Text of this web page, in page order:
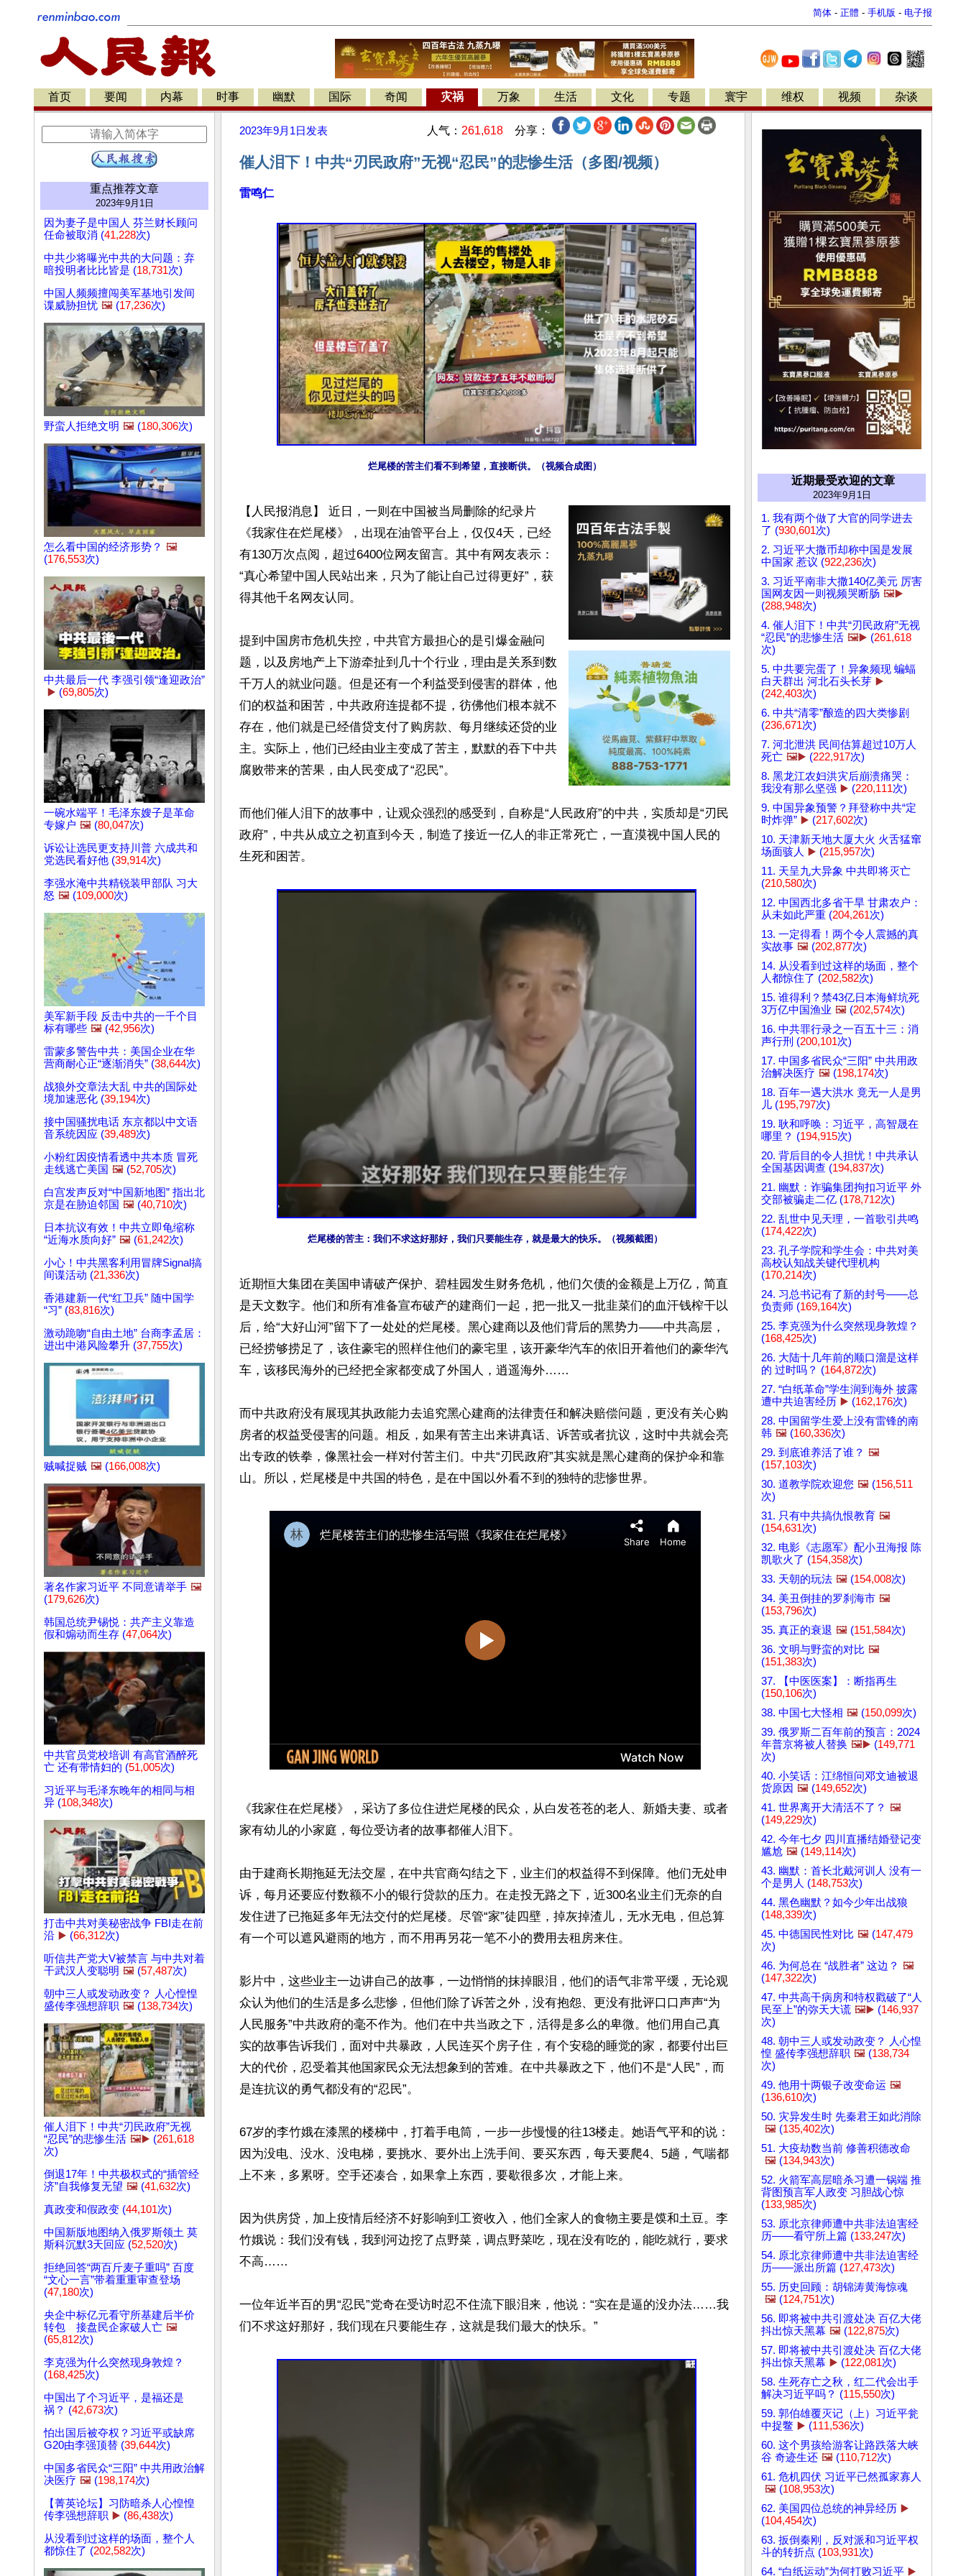
简体 - 正體 - 手机版 - 电子报
首页 要闻 内幕 时事 幽默 国际 奇闻 灾祸 万象 生活 文化 专题 寰宇 维权 视频 杂谈
重点推荐文章
2023年9月1日
因为妻子是中国人 芬兰财长顾问
任命被取消 (41,228次)
中共少将曝光中共的大问题：弃
暗投明者比比皆是 (18,731次)
中国人频频擅闯美军基地引发间
谍威胁担忧 🖼️ (17,236次)
野蛮人拒绝文明 🖼️ (180,306次)
怎么看中国的经济形势？ 🖼️
(176,553次)
中共最后一代 李强引领“逢迎政治”
▶️ (69,805次)
一碗水端平！毛泽东嫂子是革命
专嫁户 🖼️ (80,047次)
诉讼让选民更支持川普 六成共和
党选民看好他 (39,914次)
李强水淹中共精锐装甲部队 习大
怒 🖼️ (109,000次)
美军新手段 反击中共的一千个目
标有哪些 🖼️ (42,956次)
雷蒙多警告中共：美国企业在华
营商耐心正“逐渐消失” (38,644次)
战狼外交章法大乱 中共的国际处
境加速恶化 (39,194次)
接中国骚扰电话 东京都以中文语
音系统因应 (39,489次)
小粉红因疫情看透中共本质 冒死
走线逃亡美国 🖼️ (52,705次)
白宫发声反对“中国新地图” 指出北
京是在胁迫邻国 🖼️ (40,710次)
日本抗议有效！中共立即龟缩称
“近海水质向好” 🖼️ (61,242次)
小心！中共黑客利用冒牌Signal搞
间谍活动 (21,336次)
香港建新一代“红卫兵” 随中国学
“习” (83,816次)
激动跪吻“自由土地” 台商李孟居：
进出中港风险攀升 (37,755次)
贼喊捉贼 🖼️ (166,008次)
著名作家习近平 不同意请举手 🖼️
(179,626次)
韩国总统尹锡悦：共产主义靠造
假和煽动而生存 (47,064次)
中共官员党校培训 有高官酒醉死
亡 还有带情妇的 (51,005次)
习近平与毛泽东晚年的相同与相
异 (108,348次)
打击中共对美秘密战争 FBI走在前
沿 ▶️ (66,312次)
听信共产党大V被禁言 与中共对着
干武汉人变聪明 🖼️ (57,487次)
朝中三人或发动政变？ 人心惶惶
盛传李强想辞职 🖼️ (138,734次)
催人泪下！中共“刃民政府”无视
“忍民”的悲惨生活 🖼️▶️ (261,618
次)
倒退17年！中共极权式的“插管经
济”自我修复无望 🖼️ (41,632次)
真政变和假政变 (44,101次)
中国新版地图纳入俄罗斯领土 莫
斯科沉默3天回应 (52,520次)
拒绝回答“两百斤麦子重吗” 百度
“文心一言”带着重重审查登场
(47,180次)
央企中标亿元看守所基建后半价
转包 接盘民企家破人亡 🖼️
(65,812次)
李克强为什么突然现身敦煌？
(168,425次)
中国出了个习近平，是福还是
祸？ (42,673次)
怕出国后被夺权？习近平或缺席
G20由李强顶替 (39,644次)
中国多省民众“三阳” 中共用政治解
决医疗 🖼️ (198,174次)
【菁英论坛】习防暗杀人心惶惶
传李强想辞职 ▶️ (86,438次)
从没看到过这样的场面，整个人
都惊住了 (202,582次)
2023年9月1日 发表 人气： 261,618 分享：
催人泪下！中共“刃民政府”无视“忍民”的悲惨生活（多图/视频）
雷鸣仁
烂尾楼的苦主们看不到希望，直接断供。（视频合成图）
【人民报消息】 近日，一则在中国被当局删除的纪录片
《我家住在烂尾楼》，出现在油管平台上，仅仅4天，已经
有130万次点阅，超过6400位网友留言。其中有网友表示：
“真心希望中国人民站出来，只为了能让自己过得更好”，获
得其他千名网友认同。
提到中国房市危机失控，中共官方最担心的是引爆金融问
题，以及房地产上下游牵扯到几十个行业，理由是关系到数
千万人的就业问题。但是还有一个利益受到侵害的群体，他
们的权益和困苦，中共政府连提都不提，彷佛他们根本就不
存在，他们就是已经借贷支付了购房款、每月继续还贷的业
主。实际上，他们已经由业主变成了苦主，默默的吞下中共
腐败带来的苦果，由人民变成了“忍民”。
而他们催人泪下的故事中，让观众强烈的感受到，自称是“人民政府”的中共，实质却是“刃民
政府”，中共从成立之初直到今天，制造了接近一亿人的非正常死亡，一直漠视中国人民的
生死和困苦。
烂尾楼的苦主：我们不求这好那好，我们只要能生存，就是最大的快乐。（视频截图）
近期恒大集团在美国申请破产保护、碧桂园发生财务危机，他们欠债的金额是上万亿，简直
是天文数字。他们和所有准备宣布破产的建商们一起，把一批又一批韭菜们的血汗钱榨干以
后，给“大好山河”留下了一处处的烂尾楼。黑心建商以及他们背后的黑势力——中共高层，
已经捞够捞足了，该住豪宅的照样住他们的豪宅里，该开豪华汽车的依旧开着他们的豪华汽
车，该移民海外的已经把全家都变成了外国人，逍遥海外……
而中共政府没有展现其执政能力去追究黑心建商的法律责任和解决赔偿问题，更没有关心购
房者的权益受侵害的问题。相反，如果有苦主出来讲真话、诉苦或者抗议，这时中共就会亮
出专政的铁拳，像黑社会一样对付苦主们。中共“刃民政府”其实就是黑心建商的保护伞和靠
《我家住在烂尾楼》，采访了多位住进烂尾楼的民众，从白发苍苍的老人、新婚夫妻、或者
家有幼儿的小家庭，每位受访者的故事都催人泪下。
由于建商长期拖延无法交屋，在中共官商勾结之下，业主们的权益得不到保障。他们无处申
诉，每月还要应付数额不小的银行贷款的压力。在走投无路之下，近300名业主们无奈的自
发住进了已拖延多年无法交付的烂尾楼。尽管“家”徒四壁，掉灰掉渣儿，无水无电，但总算
有一个可以遮风避雨的地方，而不用再另花一笔不小的费用去租房来住。
影片中，这些业主一边讲自己的故事，一边悄悄的抹掉眼泪，他们的语气非常平缓，无论观
众认为他们的生活是多么悲惨，但他们除了诉苦之外，没有抱怨、更没有批评口口声声“为
人民服务”中共政府的毫不作为。他们在中共当政之下，活得是多么的卑微。他们用自己真
实的故事告诉我们，面对中共暴政，人民连买个房子住，有个安稳的睡觉的家，都要付出巨
大的代价，忍受着其他国家民众无法想象到的苦难。在中共暴政之下，他们不是“人民”，而
是连抗议的勇气都没有的“忍民”。
67岁的李竹娥在漆黑的楼梯中，打着手电筒，一步一步慢慢的往13楼走。她语气平和的说：
因为没电、没水、没电梯，要挑水、要外出上洗手间、要买东西，每天要爬4、5趟，气喘都
上不来，多累呀。空手还凑合，如果拿上东西，要歇很多次，才能上来。
因为供房贷，加上疫情后经济不好影响到工资收入，他们全家人的食物主要是馍和土豆。李
竹娥说：我们没有钱，我到河边挖了点野菜，调点野菜吃，现在没有吃的，能吃就行，要求
不高……
一位年近半百的男“忍民”党奇在受访时忍不住流下眼泪来，他说：“实在是逼的没办法……我
们不求这好那好，我们现在只要能生存，这就是我们最大的快乐。”
近期最受欢迎的文章
2023年9月1日
1. 我有两个做了大官的同学进去
了 (930,601次)
2. 习近平大撒币却称中国是发展
中国家 惹议 (922,236次)
3. 习近平南非大撒140亿美元 厉害
国网友因一则视频哭断肠 🖼️▶️
(288,948次)
4. 催人泪下！中共“刃民政府”无视
“忍民”的悲惨生活 🖼️▶️ (261,618
次)
5. 中共要完蛋了！异象频现 蝙蝠
白天群出 河北石头长芽 ▶️
(242,403次)
6. 中共“清零”酿造的四大类惨剧
(236,671次)
7. 河北泄洪 民间估算超过10万人
死亡 🖼️▶️ (222,917次)
8. 黑龙江农妇洪灾后崩溃痛哭：
我没有那么坚强 ▶️ (220,111次)
9. 中国异象预警？拜登称中共“定
时炸弹” ▶️ (217,602次)
10. 天津新天地大厦大火 火舌猛窜
场面骇人 ▶️ (215,957次)
11. 天呈九大异象 中共即将灭亡
(210,580次)
12. 中国西北多省干旱 甘肃农户：
从未如此严重 (204,261次)
13. 一定得看！两个令人震撼的真
实故事 🖼️ (202,877次)
14. 从没看到过这样的场面，整个
人都惊住了 (202,582次)
15. 谁得利？禁43亿日本海鲜坑死
3万亿中国渔业 🖼️ (202,574次)
16. 中共罪行录之一百五十三：消
声行刑 (200,101次)
17. 中国多省民众“三阳” 中共用政
治解决医疗 🖼️ (198,174次)
18. 百年一遇大洪水 竟无一人是男
儿 (195,797次)
19. 耿和呼唤：习近平，高智晟在
哪里？ (194,915次)
20. 背后目的令人担忧！中共承认
全国基因调查 (194,837次)
21. 幽默：诈骗集团拘扣习近平 外
交部被骗走二亿 (178,712次)
22. 乱世中见天理，一首歌引共鸣
(174,422次)
23. 孔子学院和学生会：中共对美
高校认知战关键代理机构
(170,214次)
24. 习总书记有了新的封号——总
负责师 (169,164次)
25. 李克强为什么突然现身敦煌？
(168,425次)
26. 大陆十几年前的顺口溜是这样
的 过时吗？ (164,872次)
27. “白纸革命”学生润到海外 披露
遭中共迫害经历 ▶️ (162,176次)
28. 中国留学生爱上没有雷锋的南
韩 🖼️ (160,336次)
29. 到底谁养活了谁？ 🖼️
(157,103次)
30. 道教学院欢迎您 🖼️ (156,511
次)
31. 只有中共搞仇恨教育 🖼️
(154,631次)
32. 电影《志愿军》配小丑海报 陈
凯歌火了 (154,358次)
33. 天朝的玩法 🖼️ (154,008次)
34. 美丑倒挂的罗刹海市 🖼️
(153,796次)
35. 真正的衰退 🖼️ (151,584次)
36. 文明与野蛮的对比 🖼️
(151,383次)
37. 【中医医案】：断指再生
(150,106次)
38. 中国七大怪相 🖼️ (150,099次)
39. 俄罗斯二百年前的预言：2024
年普京将被人替换 🖼️▶️ (149,771
次)
40. 小笑话：江绵恒问邓文迪被退
货原因 🖼️ (149,652次)
41. 世界离开大清活不了？ 🖼️
(149,229次)
42. 今年七夕 四川直播结婚登记变
尴尬 🖼️ (149,114次)
43. 幽默：首长北戴河训人 没有一
个是男人 (148,753次)
44. 黑色幽默？如今少年出战狼
(148,339次)
45. 中德国民性对比 🖼️ (147,479
次)
46. 为何总在 “战胜者” 这边？ 🖼️
(147,322次)
47. 中共高干病房和特权戳破了“人
民至上”的弥天大谎 🖼️▶️ (146,937
次)
48. 朝中三人或发动政变？ 人心惶
惶 盛传李强想辞职 🖼️ (138,734
次)
49. 他用十两银子改变命运 🖼️
(136,610次)
50. 灾异发生时 先秦君王如此消除
🖼️ (135,402次)
51. 大疫劫数当前 修善积德改命
🖼️ (134,943次)
52. 火箭军高层暗杀习遭一锅端 推
背图预言军人政变 习胆战心惊
(133,985次)
53. 原北京律师遭中共非法迫害经
历——看守所上篇 (133,247次)
54. 原北京律师遭中共非法迫害经
历——派出所篇 (127,473次)
55. 历史回顾：胡锦涛黄海惊魂
🖼️ (124,751次)
56. 即将被中共引渡处决 百亿大佬
抖出惊天黑幕 🖼️ (122,875次)
57. 即将被中共引渡处决 百亿大佬
抖出惊天黑幕 ▶️ (122,081次)
58. 生死存亡之秋，红二代会出手
解决习近平吗？ (115,550次)
59. 郭伯雄覆灭记（上）习近平瓮
中捉鳖 ▶️ (111,536次)
60. 这个男孩给游客让路跌落大峡
谷 奇迹生还 🖼️ (110,712次)
61. 危机四伏 习近平已然孤家寡人
🖼️ (108,953次)
62. 美国四位总统的神异经历 ▶️
(104,454次)
63. 扳倒秦刚，反对派和习近平权
斗的转折点 (103,931次)
64. “白纸运动”为何打败习近平 ▶️